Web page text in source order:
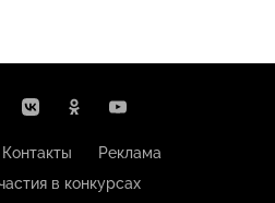
Контакты
Реклама
в конкурсах